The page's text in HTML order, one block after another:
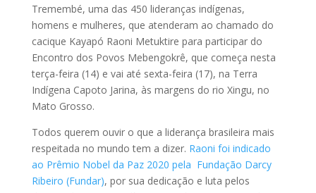
Tremembé, uma das 450 lideranças indígenas,
homens e mulheres, que atenderam ao chamado do
cacique Kayapó Raoni Metuktire para participar do
Encontro dos Povos Mebengokrê, que começa nesta
terça-feira (14) e vai até sexta-feira (17), na Terra
Indígena Capoto Jarina, às margens do rio Xingu, no
Mato Grosso.
Todos querem ouvir o que a liderança brasileira mais
respeitada no mundo tem a dizer. Raoni foi indicado
ao Prêmio Nobel da Paz 2020 pela Fundação Darcy
Ribeiro (Fundar), por sua dedicação e luta pelos